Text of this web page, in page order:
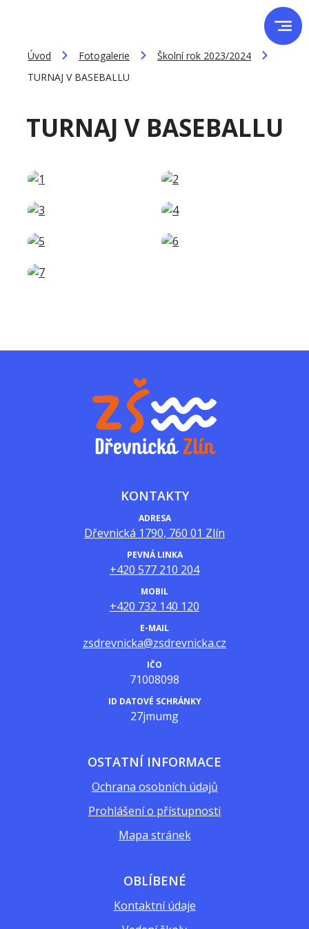
Úvod Fotogalerie
Školní rok 2023/2024
TURNAJ V BASEBALLU
TURNAJ V BASEBALLU
KONTAKTY
ADRESA
Dřevnická 1790, 760 01 Zlín
PEVNÁ LINKA
+420 577 210 204
MOBIL
+420 732 140 120
E-MAIL
zsdrevnicka@zsdrevnicka.cz
IČO
71008098
ID DATOVÉ SCHRÁNKY
27jmumg
OSTATNÍ INFORMACE
Ochrana osobních údajů
Prohlášení o přístupnosti
Mapa stránek
OBLÍBENÉ
Kontaktní údaje